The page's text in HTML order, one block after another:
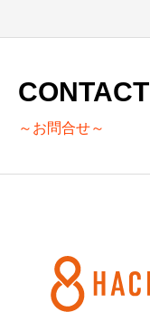
CONTACT
～お問合せ～